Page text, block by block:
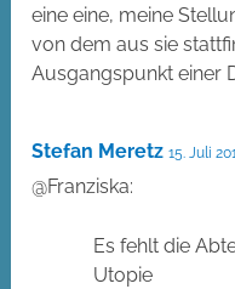
eine eine, meine
von dem aus sie
Ausgangspunkt einer
Stefan Meretz 15. Juli
@Franziska:
Es fehlt die
Utopie